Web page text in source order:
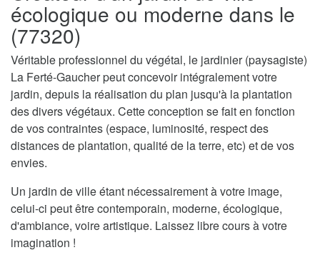
écologique ou moderne dans le
(77320)
Véritable professionnel du végétal, le jardinier (paysagiste)
La Ferté-Gaucher peut concevoir intégralement votre
jardin, depuis la réalisation du plan jusqu'à la plantation
des divers végétaux. Cette conception se fait en fonction
de vos contraintes (espace, luminosité, respect des
distances de plantation, qualité de la terre, etc) et de vos
envies.
Un jardin de ville étant nécessairement à votre image,
celui-ci peut être contemporain, moderne, écologique,
d'ambiance, voire artistique. Laissez libre cours à votre
imagination !